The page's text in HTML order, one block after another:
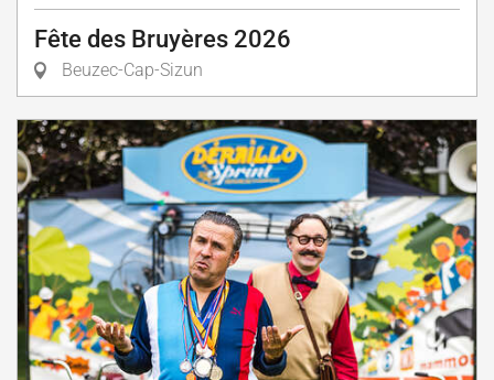
Fête des Bruyères 2026
Beuzec-Cap-Sizun